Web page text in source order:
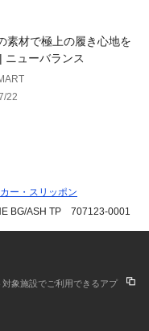
素材で極上の履き心地を
ニューバランス
22
ー・スリッポン
BG/ASH TP 707123-0001
象施設でご利用できるアプ